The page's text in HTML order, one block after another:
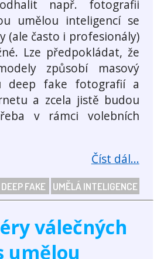
např. fotografii
umělou inteligencí se
(ale často i profesionály)
Lze předpokládat, že
způsobí masový
deep fake fotografií a
a zcela jistě budou
v rámci volebních
Číst dál...
DEEP FAKE UMĚLÁ INTELIGENCE
válečných
umělou